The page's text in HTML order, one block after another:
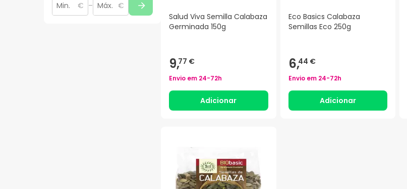
€ – €
Salud Viva Semilla Calabaza
Germinada 150g
9,77 €
Envio em 24-72h
Adicionar
Eco Basics Calabaza
Semillas Eco 250g
6,44 €
Envio em 24-72h
Adicionar